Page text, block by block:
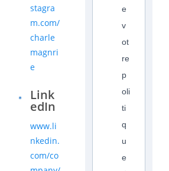
stagra
m.com/
charle
magnri
e
Link
edIn
www.li
nkedin.
com/co
e
v
ot
re
p
oli
ti
q
u
e